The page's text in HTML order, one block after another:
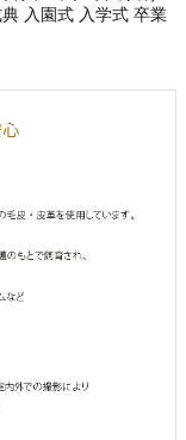
入園式 入学式 卒業